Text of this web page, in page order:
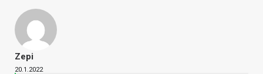
Zepi
20.1.2022